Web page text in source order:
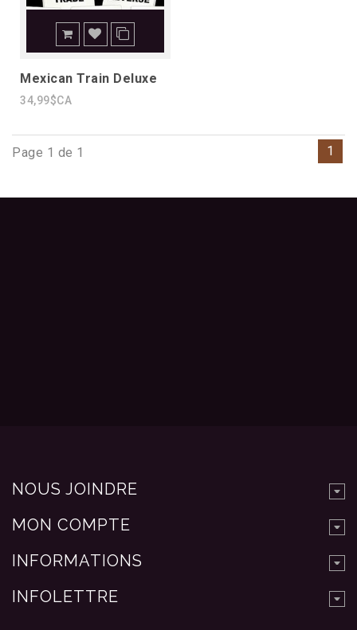
Mexican Train Deluxe
34,99$CA
Page 1 de 1 1
NOUS JOINDRE
MON COMPTE
INFORMATIONS
INFOLETTRE